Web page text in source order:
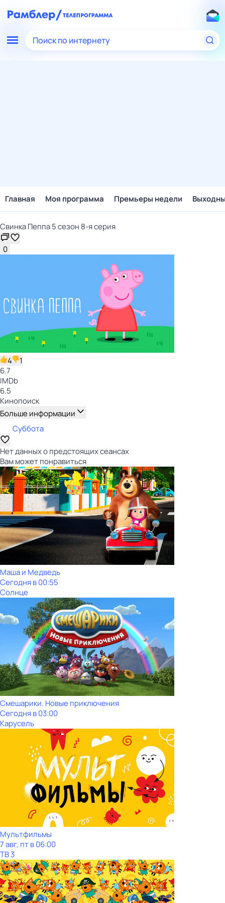
Поиск по интернету
Главная Моя программа Премьеры недели
Свинка Пеппа 5 сезон 8-я серия
0
4
1
6.7
IMDb
6.5
Кинопоиск
Больше информации
Суббота
Нет данных о предстоящих сеансах
Вам может понравиться
Маша и Медведь
Сегодня в 00:55
Солнце
Смешарики. Новые приключения
Сегодня в 03:00
Карусель
Мультфильмы
7 авг, пт в 06:00
ТВ 3